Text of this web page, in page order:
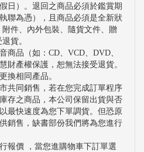
日）。退回之商品必須於鑑賞期
聯為憑），且商品必須是全新狀
件、內外包裝、隨貨文件、贈
貨。
商品（如：CD、VCD、DVD、
財產權保護，恕無法接受退貨。
換相同產品。
共同銷售，若在您完成訂單程序
存之商品，本公司保留出貨與否
最快速度為您下單調貨。但恐原
銷售，缺書部份我們將為您進行
報價 ，當您進購物車下訂單選